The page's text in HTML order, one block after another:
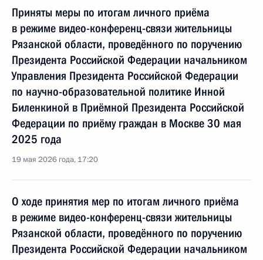
Приняты меры по итогам личного приёма
в режиме видео-конференц-связи жительницы
Рязанской области, проведённого по поручению
Президента Российской Федерации начальником
Управления Президента Российской Федерации
по научно-образовательной политике Инной
Биленкиной в Приёмной Президента Российской
Федерации по приёму граждан в Москве 30 мая
2025 года
19 мая 2026 года, 17:20
О ходе принятия мер по итогам личного приёма
в режиме видео-конференц-связи жительницы
Рязанской области, проведённого по поручению
Президента Российской Федерации начальником